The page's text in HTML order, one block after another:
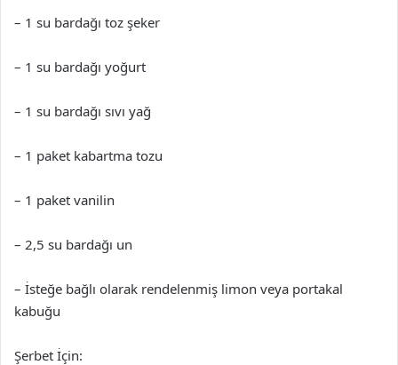
– 1 su bardağı toz şeker
– 1 su bardağı yoğurt
– 1 su bardağı sıvı yağ
– 1 paket kabartma tozu
– 1 paket vanilin
– 2,5 su bardağı un
– İsteğe bağlı olarak rendelenmiş limon veya portakal
kabuğu
Şerbet İçin: